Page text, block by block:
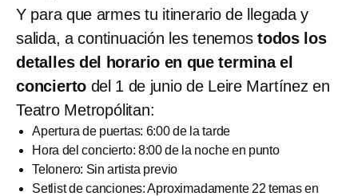
Y para que armes tu itinerario de llegada y
salida, a continuación les tenemostodos los
detalles del horario en que termina el
concierto del 1 de junio de Leire Martínez en
Teatro Metropólitan:
Apertura de puertas: 6:00 de la tarde
Hora del concierto: 8:00 de la noche en punto
Telonero: Sin artista previo
Setlist de canciones: Aproximadamente 22 temas en